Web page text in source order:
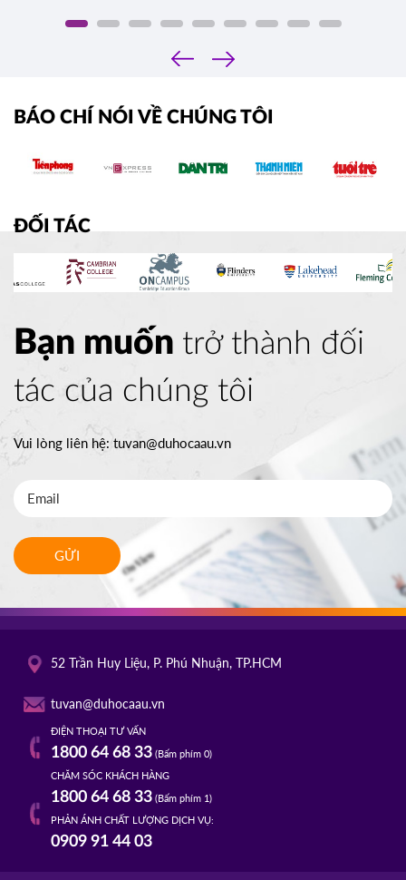
‹
›
BÁO CHÍ NÓI VỀ CHÚNG TÔI
ĐỐI TÁC
Bạn muốn trở thành đối
tác của chúng tôi
Vui lòng liên hệ:tuvan@duhocaau.vn
GỬI
52 Trần Huy Liệu, P. Phú Nhuận, TP.HCM
tuvan@duhocaau.vn
ĐIỆN THOẠI TƯ VẤN
1800 64 68 33(Bấm phím 0)
CHĂM SÓC KHÁCH HÀNG
1800 64 68 33(Bấm phím 1)
PHẢN ÁNH CHẤT LƯỢNG DỊCH VỤ:
0909 91 44 03